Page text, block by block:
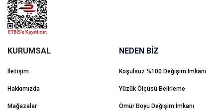
İletişim
Hakkımızda
Mağazalar
NEDEN BİZ
Koşulsuz %100 Değişim İmkanı
Yüzük Ölçüsü Belirleme
Ömür Boyu Değişim İmkanı